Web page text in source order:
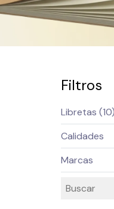
Filtros